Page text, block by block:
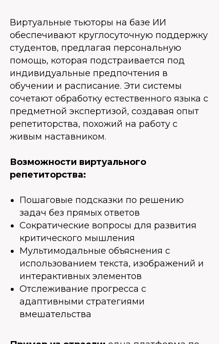
Виртуальные тьюторы на базе ИИ
обеспечивают круглосуточную поддержку
студентов, предлагая персональную
помощь, которая подстраивается под
индивидуальные предпочтения в
обучении и расписание. Эти системы
сочетают обработку естественного языка с
предметной экспертизой, создавая опыт
репетиторства, похожий на работу с
живым наставником.
Возможности виртуального
репетиторства:
Пошаговые подсказки по решению
задач без прямых ответов
Сократические вопросы для развития
критического мышления
Мультимодальные объяснения с
использованием текста, изображений и
интерактивных элементов
Отслеживание прогресса с
адаптивными стратегиями
вмешательства